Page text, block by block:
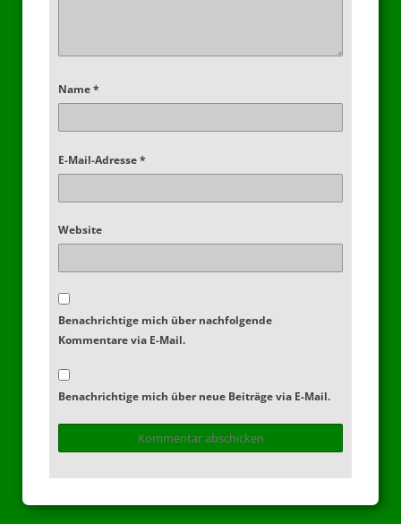
Name*
E-Mail-Adresse*
Website
Benachrichtige mich über nachfolgende
Kommentare via E-Mail.
Benachrichtige mich über neue Beiträge via E-Mail.